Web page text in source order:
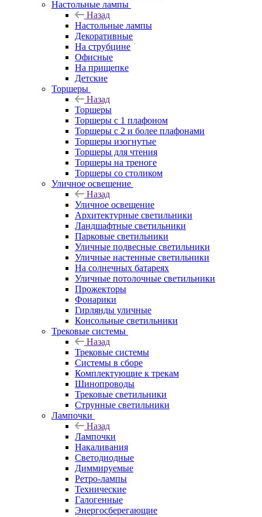
Настольные лампы
Назад
Настольные лампы
Декоративные
На струбцине
Офисные
На прищепке
Детские
Торшеры
Назад
Торшеры
Торшеры с 1 плафоном
Торшеры с 2 и более плафонами
Торшеры изогнутые
Торшеры для чтения
Торшеры на треноге
Торшеры со столиком
Уличное освещение
Назад
Уличное освещение
Архитектурные светильники
Ландшафтные светильники
Парковые светильники
Уличные подвесные светильники
Уличные настенные светильники
На солнечных батареях
Уличные потолочные светильники
Прожекторы
Фонарики
Гирлянды уличные
Консольные светильники
Трековые системы
Назад
Трековые системы
Системы в сборе
Комплектующие к трекам
Шинопроводы
Трековые светильники
Струнные светильники
Лампочки
Назад
Лампочки
Накаливания
Светодиодные
Диммируемые
Ретро-лампы
Технические
Галогенные
Энергосберегающие